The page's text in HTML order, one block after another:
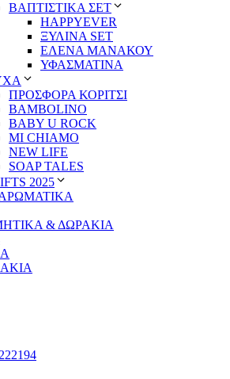
ΒΑΠΤΙΣΤΙΚΑ ΣΕΤ
HAPPYEVER
ΞΥΛΙΝΑ SET
ΕΛΕΝΑ ΜΑΝΑΚΟΥ
ΥΦΑΣΜΑΤΙΝΑ
ΠΡΟΣΦΟΡΑ ΚΟΡΙΤΣΙ
BAMBOLINO
BABY U ROCK
MI CHIAMO
NEW LIFE
SOAP TALES
2025
& ΔΩΡΑΚΙΑ